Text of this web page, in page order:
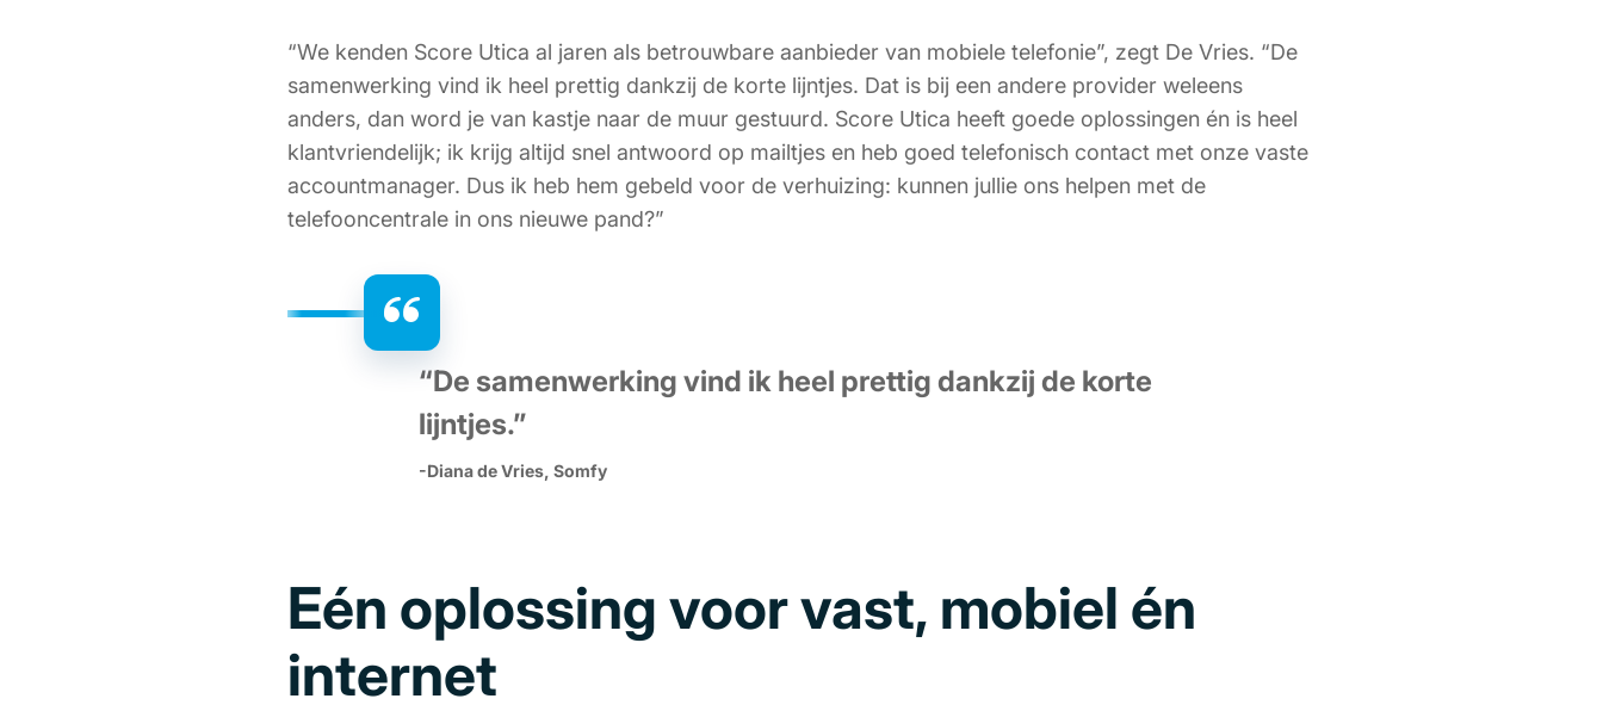
“We kenden Score Utica al jaren als betrouwbare aanbieder van mobiele telefonie”, zegt De Vries. “De
samenwerking vind ik heel prettig dankzij de korte lijntjes. Dat is bij een andere provider weleens
anders, dan word je van kastje naar de muur gestuurd. Score Utica heeft goede oplossingen én is heel
klantvriendelijk; ik krijg altijd snel antwoord op mailtjes en heb goed telefonisch contact met onze vaste
accountmanager. Dus ik heb hem gebeld voor de verhuizing: kunnen jullie ons helpen met de
telefooncentrale in ons nieuwe pand?”
“De samenwerking vind ik heel prettig dankzij de korte
lijntjes.”
-Diana de Vries, Somfy
Eén oplossing voor vast, mobiel én
internet